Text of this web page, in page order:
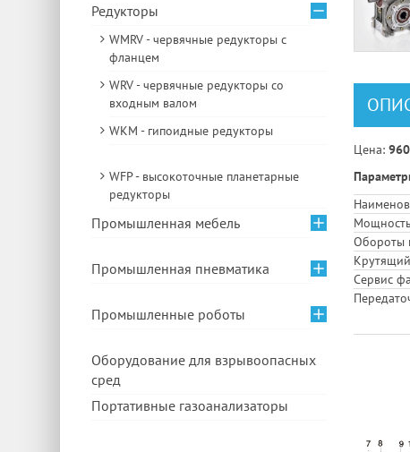
Цена:
Обороты
Сервис
Редукторы
WMRV - червячные редукторы с
фланцем
WRV - червячные редукторы со
входным валом
WKM - гипоидные редукторы
WFP - высокоточные планетарные
редукторы
Промышленная мебель
Промышленная пневматика
Промышленные роботы
Оборудование для взрывоопасных
сред
Портативные газоанализаторы